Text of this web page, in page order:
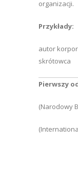
organizacji.
Przykłady:
autor
skrótowca
Pierwszy
(Narodowy